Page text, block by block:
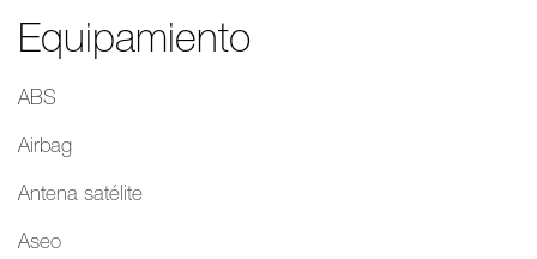
Equipamiento
ABS
Airbag
Antena satélite
Aseo